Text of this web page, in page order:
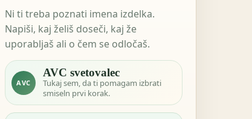
Ni ti treba poznati imena izdelka.
Napiši, kaj želiš doseči, kaj že
uporabljaš ali o čem se odločaš.
AVC
AVC svetovalec
Tukaj sem, da ti pomagam izbrati
smiseln prvi korak.